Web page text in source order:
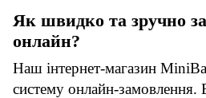
Як швидко та зручно
онлайн?
Наш інтернет-магазин
систему онлайн-замовлення.